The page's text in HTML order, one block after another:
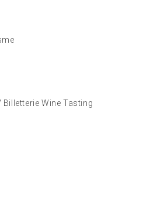
Billetterie Wine Tasting